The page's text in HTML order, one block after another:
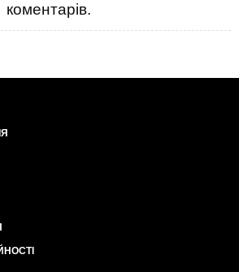
коментарів.